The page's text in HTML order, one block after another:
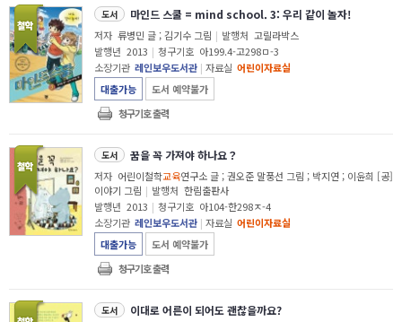
도서 마인드 스쿨 = mind school. 3: 우리 같이 놀자!
저자 류병민 글 ; 김기수 그림 | 발행처 고릴라박스
발행년 2013 | 청구기호 아199.4-고298ㅁ-3
소장기관 레인보우도서관 | 자료실 어린이자료실
대출가능
도서 예약불가
청구기호 출력
도서 꿈을 꼭 가져야 하나요？
저자 어린이철학교육연구소 글 ; 권오준 말풍선 그림 ; 박지연 ; 이윤희 [공]
이야기 그림 | 발행처 한림출판사
발행년 2013 | 청구기호 아104-한298ㅈ-4
소장기관 레인보우도서관 | 자료실 어린이자료실
대출가능
도서 예약불가
청구기호 출력
도서 이대로 어른이 되어도 괜찮을까요?